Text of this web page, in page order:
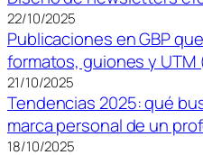
22/10/2025
Publicaciones en GBP
formatos, guiones y UTM
21/10/2025
Tendencias 2025: qué
marca personal de un
18/10/2025